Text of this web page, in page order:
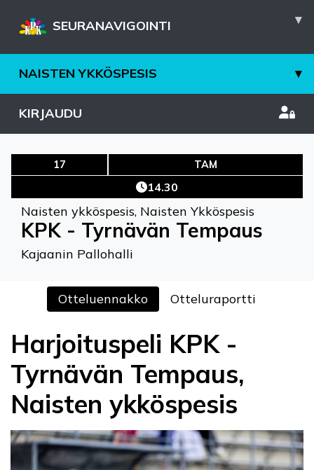
SEURANAVIGOINTI ▾
NAISTEN YKKÖSPESIS ▾
KIRJAUDU
17 TAM
14.30
Naisten ykköspesis, Naisten Ykköspesis
KPK - Tyrnävän Tempaus
Kajaanin Pallohalli
Otteluennakko Otteluraportti
Harjoituspeli KPK -
Tyrnävän Tempaus,
Naisten ykköspesis